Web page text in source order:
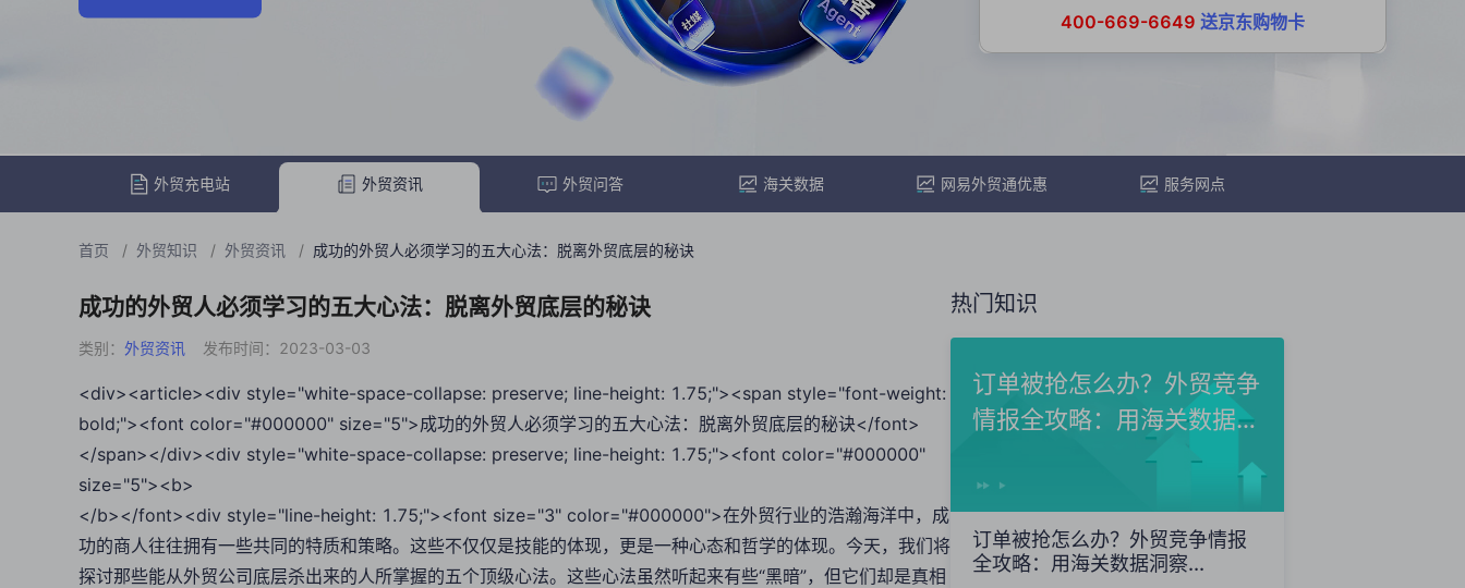
400-669-6649 送京东购物卡
外贸充电站 外贸资讯 外贸问答 海关数据 网易外贸通优惠 服务网点
首页 / 外贸知识 / 外贸资讯 / 成功的外贸人必须学习的五大心法：脱离外贸底层的秘诀
成功的外贸人必须学习的五大心法：脱离外贸底层的秘诀
类别： 外贸资讯 发布时间：2023-03-03
<div><article><div style="white-space-collapse: preserve; line-height: 1.75;"><span style="font-weight:
bold;"><font color="#000000" size="5">成功的外贸人必须学习的五大心法：脱离外贸底层的秘诀</font>
</span></div><div style="white-space-collapse: preserve; line-height: 1.75;"><font color="#000000"
size="5"><b>
</b></font><div style="line-height: 1.75;"><font size="3" color="#000000">在外贸行业的浩瀚海洋中，成
功的商人往往拥有一些共同的特质和策略。这些不仅仅是技能的体现，更是一种心态和哲学的体现。今天，我们将
探讨那些能从外贸公司底层杀出来的人所掌握的五个顶级心法。这些心法虽然听起来有些“黑暗”，但它们却是真相
热门知识
订单被抢怎么办？外贸竞争
情报全攻略：用海关数据洞
订单被抢怎么办？外贸竞争情报
全攻略：用海关数据洞察...